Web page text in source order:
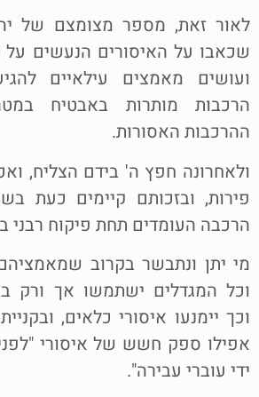
לאור זאת, מספר מצומצם של
שכאבו על האיסורים הנעשים על
ועושים מאמצים עילאיים
הרכבות מותרות באבטיח
ההרכבות האסורות.
ולאחרונה חפץ ה' בידם הצליח,
פירות, ובזכותם קיימים כעת
הרכבה העומדים תחת פיקוח רבני
מי יתן ונתבשר בקרוב שמאמציהם
וכל המגדלים ישתמשו אך ורק
וכך יימנעו איסורי כלאים,
אפילו ספק חשש של איסורי
ידי עוברי עבירה".